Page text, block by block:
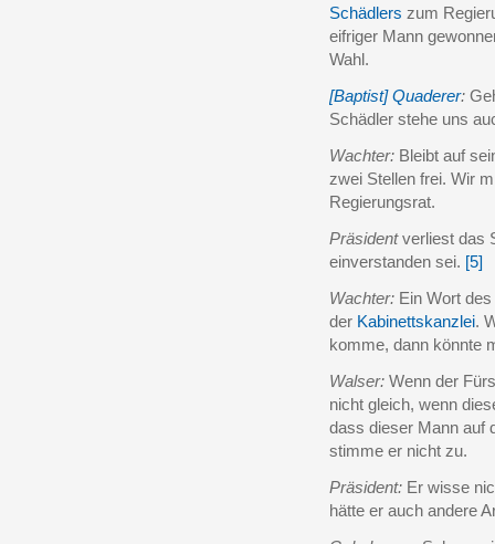
Schädlers zum
eifriger Mann
Wahl.
[Baptist] Quaderer:
Schädler stehe uns
Wachter: Bleibt auf
zwei Stellen frei. Wir
Regierungsrat.
Präsidentverliest das
einverstanden sei. [5]
Wachter: Ein Wort
der Kabinettskanzlei.
komme, dann könnte
Walser: Wenn der
nicht gleich, wenn
dass dieser Mann auf
stimme er nicht zu.
Präsident: Er wisse
hätte er auch andere